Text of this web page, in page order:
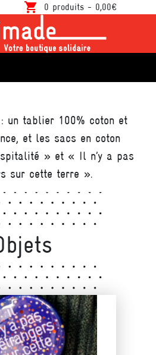
shopping_cart 0 produits - 0,00€
un tablier 100% coton et
et les sacs en coton
» et « Il n’y a pas
sur cette terre ».